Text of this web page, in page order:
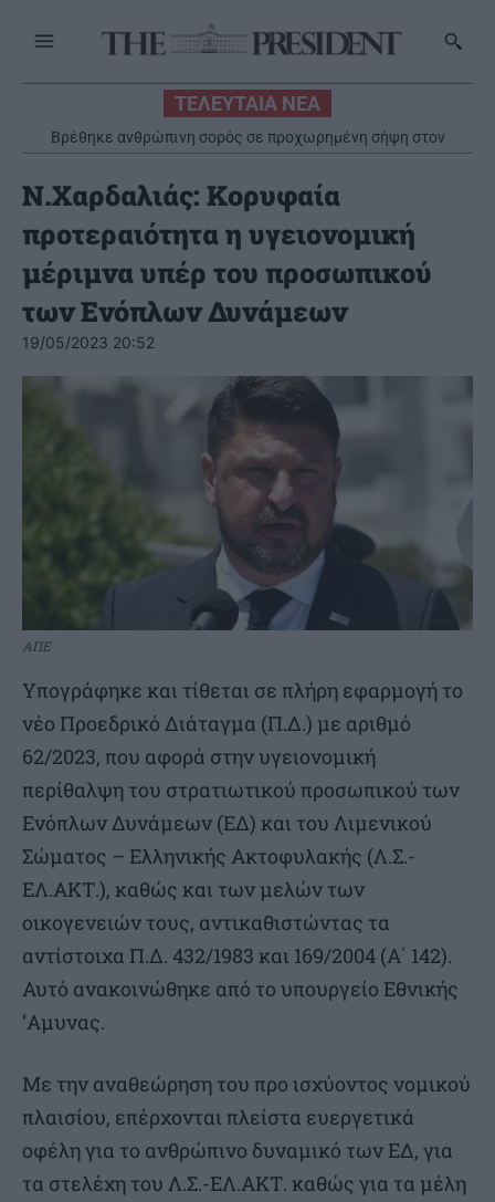
ΤΕΛΕΥΤΑΙΑ ΝΕΑ
Βρέθηκε ανθρώπινη σορός σε προχωρημένη σήψη στον
Λυκαβηττό
Ν.Χαρδαλιάς: Κορυφαία
προτεραιότητα η υγειονομική
μέριμνα υπέρ του προσωπικού
των Ενόπλων Δυνάμεων
19/05/2023 20:52
ΑΠΕ
Υπογράφηκε και τίθεται σε πλήρη εφαρμογή το
νέο Προεδρικό Διάταγμα (Π.Δ.) με αριθμό
62/2023, που αφορά στην υγειονομική
περίθαλψη του στρατιωτικού προσωπικού των
Ενόπλων Δυνάμεων (ΕΔ) και του Λιμενικού
Σώματος – Ελληνικής Ακτοφυλακής (Λ.Σ.-
ΕΛ.ΑΚΤ.), καθώς και των μελών των
οικογενειών τους, αντικαθιστώντας τα
αντίστοιχα Π.Δ. 432/1983 και 169/2004 (Α΄ 142).
Αυτό ανακοινώθηκε από το υπουργείο Εθνικής
‘Αμυνας.
Με την αναθεώρηση του προ ισχύοντος νομικού
πλαισίου, επέρχονται πλείστα ευεργετικά
οφέλη για το ανθρώπινο δυναμικό των ΕΔ, για
τα στελέχη του Λ.Σ.-ΕΛ.ΑΚΤ. καθώς για τα μέλη